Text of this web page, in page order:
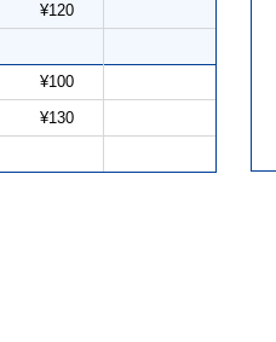
¥120
¥100
¥130